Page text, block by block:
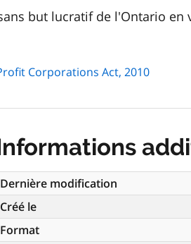
but lucratif de l'Ontario
Corporations Act, 2010
Dernière modification
Créé le
Format